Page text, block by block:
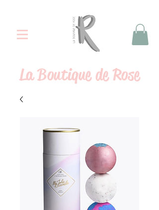
LaBoutique de Rose